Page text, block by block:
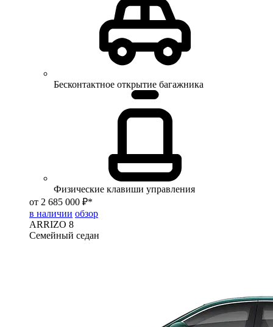
Бесконтактное открытие багажника
Физические клавиши управления
от 2 685 000 ₽*
в наличии обзор
ARRIZO 8
Семейный седан